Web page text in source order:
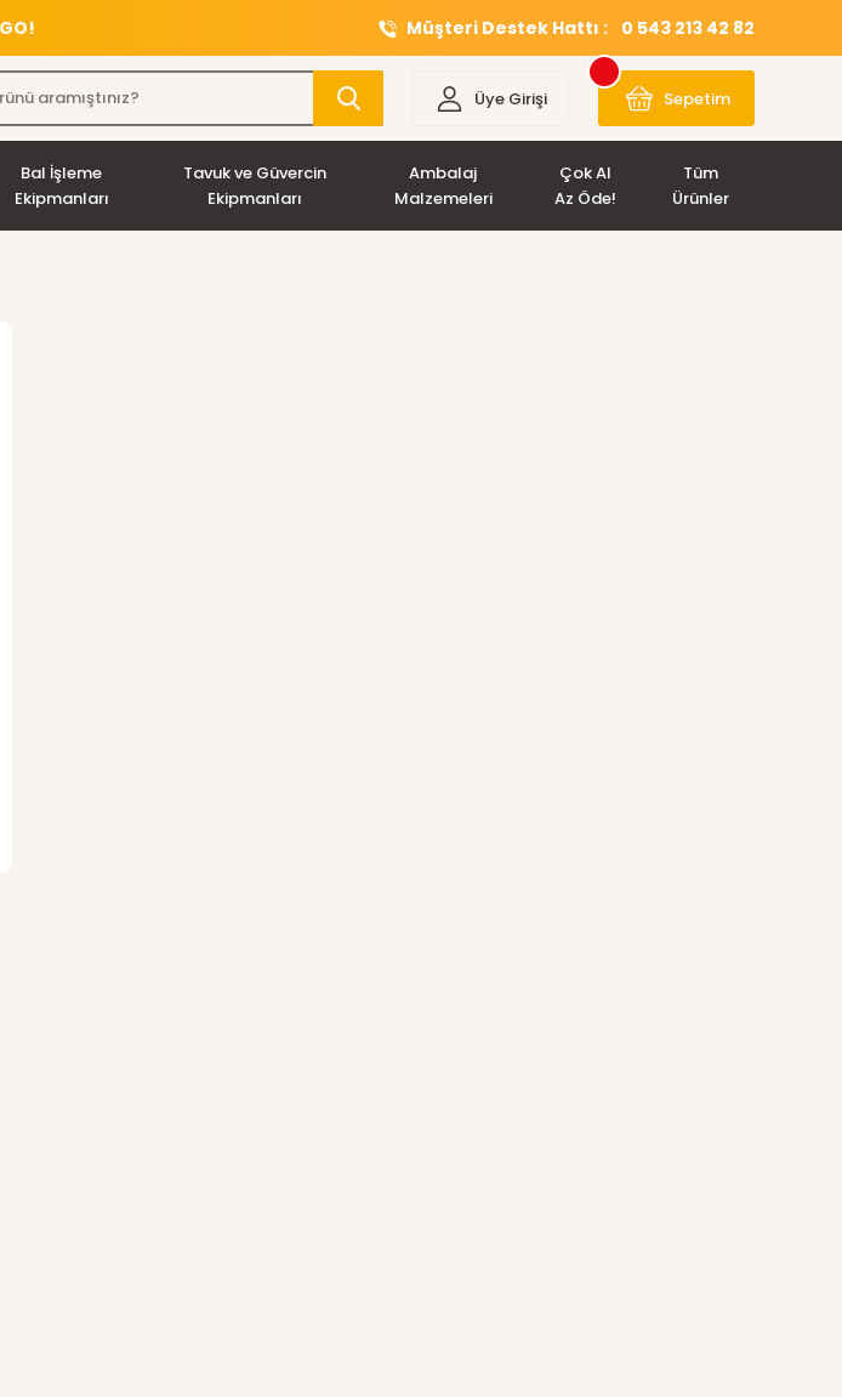
Müşteri Destek Hattı : 0 543 213 42 82
Üye Girişi Sepetim
Bal İşleme
Ekipmanları
Tavuk ve Güvercin
Ekipmanları
Ambalaj
Malzemeleri
Çok Al
Az Öde!
Tüm
Ürünler